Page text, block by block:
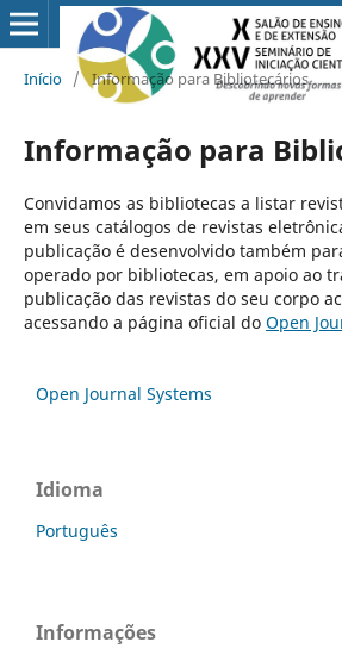
Início / Informação para Bibliotecários
Informação para
Convidamos as bibliotecas a listar
em seus catálogos de revistas
publicação é desenvolvido também
operado por bibliotecas, em apoio ao
publicação das revistas do seu corpo
acessando a página oficial do Open
Open Journal Systems
Idioma
Português
Informações